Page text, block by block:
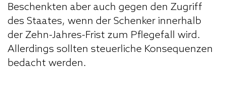
Beschenkten aber auch gegen den Zugriff
des Staates, wenn der Schenker innerhalb
der Zehn-Jahres-Frist zum Pflegefall wird.
Allerdings sollten steuerliche Konsequenzen
bedacht werden.